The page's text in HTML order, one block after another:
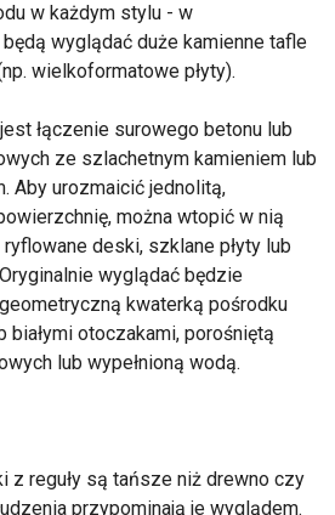
w każdym stylu - w
wyglądać duże kamienne tafle
wielkoformatowe płyty).
łączenie surowego betonu lub
ze szlachetnym kamieniem lub
Aby urozmaicić jednolitą,
można wtopić w nią
deski, szklane płyty lub
wyglądać będzie
kwaterką pośrodku
białymi otoczakami, porośniętą
lub wypełnioną wodą.
z reguły są tańsze niż drewno czy
przypominają je wyglądem.